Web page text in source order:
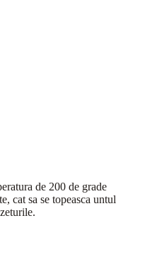
de 200 de grade
cat sa se topeasca untul